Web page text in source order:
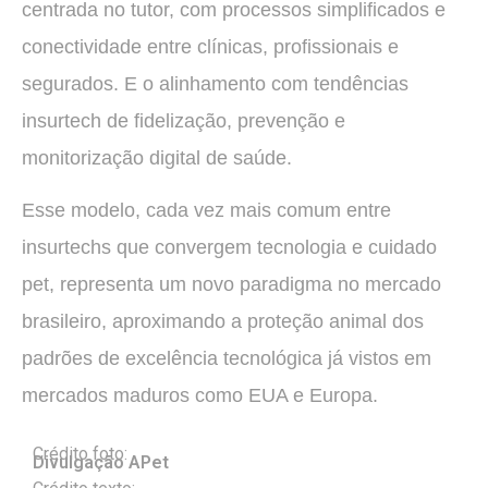
centrada no tutor, com processos simplificados e
conectividade entre clínicas, profissionais e
segurados. E o alinhamento com tendências
insurtech de fidelização, prevenção e
monitorização digital de saúde.
Esse modelo, cada vez mais comum entre
insurtechs que convergem tecnologia e cuidado
pet, representa um novo paradigma no mercado
brasileiro, aproximando a proteção animal dos
padrões de excelência tecnológica já vistos em
mercados maduros como EUA e Europa.
Crédito foto:
Divulgação APet